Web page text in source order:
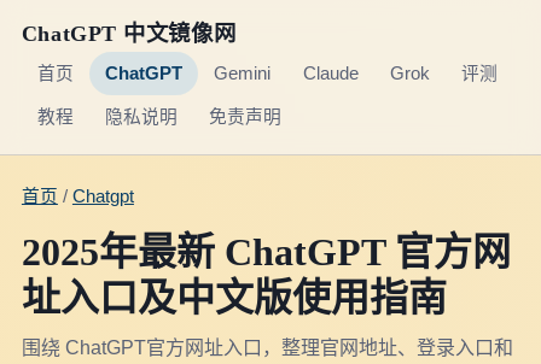
ChatGPT 中文镜像网
首页 ChatGPT Gemini Claude Grok 评测
教程 隐私说明 免责声明
首页 / Chatgpt
2025年最新 ChatGPT 官方网
址入口及中文版使用指南
围绕 ChatGPT官方网址入口，整理官网地址、登录入口和